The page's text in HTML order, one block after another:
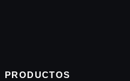
PRODUCTOS